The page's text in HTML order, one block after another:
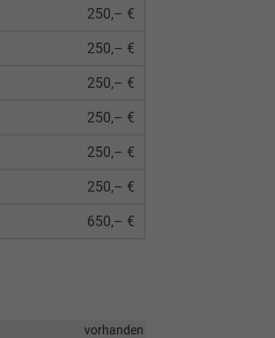
250,– €
250,– €
250,– €
250,– €
250,– €
250,– €
650,– €
vorhanden